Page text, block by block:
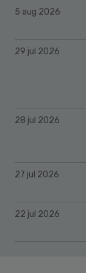
5 aug 2026
29 jul 2026
28 jul 2026
27 jul 2026
22 jul 2026